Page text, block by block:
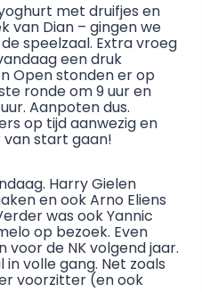
met druifjes en
van Dian – gingen we
speelzaal. Extra vroeg
een druk
Open stonden er op
ronde om 9 uur en
Aanpoten dus.
op tijd aanwezig en
van start gaan!
Harry Gielen
en ook Arno Eliens
was ook Yannic
op bezoek. Even
de NK volgend jaar.
volle gang. Net zoals
voorzitter (en ook